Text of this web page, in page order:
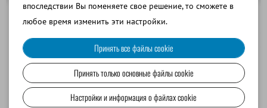
впоследствии Вы поменяете свое решение, то сможете в
любое время изменить эти настройки.
Принять все файлы cookie
Принять только основные файлы cookie
Настройки и информация о файлах cookie